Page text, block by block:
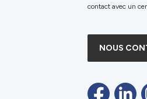
contact avec un
NOUS